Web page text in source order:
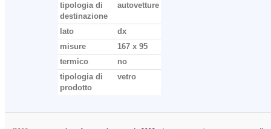
tipologia di
destinazione
autovetture
lato
dx
misure
167 x 95
termico
no
tipologia di
prodotto
vetro